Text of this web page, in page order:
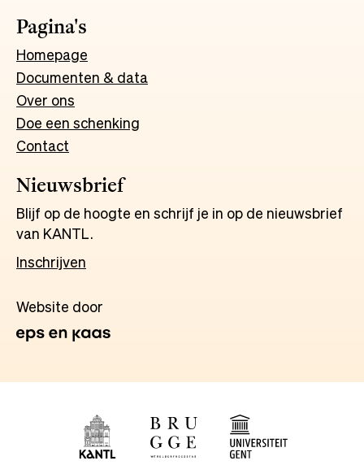
Pagina's
Homepage
Documenten & data
Over ons
Doe een schenking
Contact
Nieuwsbrief
Blijf op de hoogte en schrijf je in op de nieuwsbrief
van KANTL.
Inschrijven
Website door